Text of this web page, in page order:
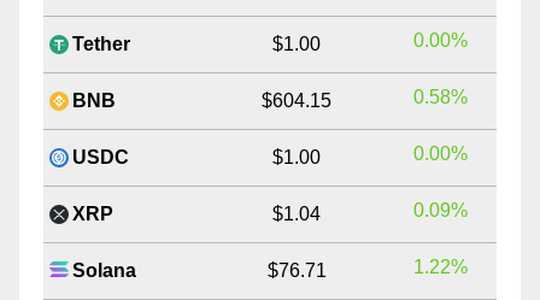
Tether $1.00 0.00%
BNB $604.15 0.58%
USDC $1.00 0.00%
XRP $1.04 0.09%
Solana $76.71 1.22%